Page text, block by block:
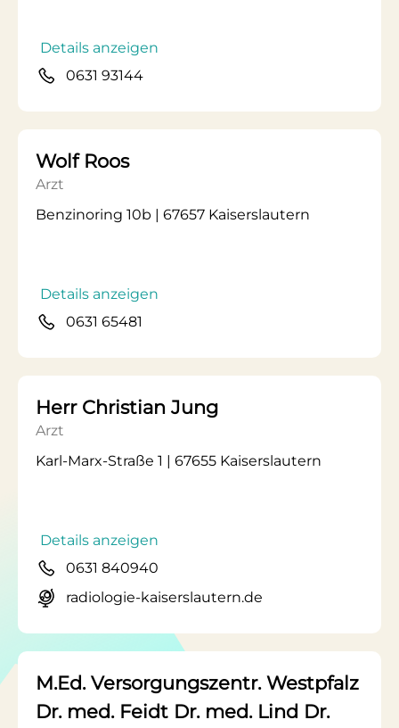
Details anzeigen
0631 93144
Wolf Roos
Arzt
Benzinoring 10b | 67657 Kaiserslautern
Details anzeigen
0631 65481
Herr Christian Jung
Arzt
Karl-Marx-Straße 1 | 67655 Kaiserslautern
Details anzeigen
0631 840940
radiologie-kaiserslautern.de
M.Ed. Versorgungszentr. Westpfalz
Dr. med. Feidt Dr. med. Lind Dr.